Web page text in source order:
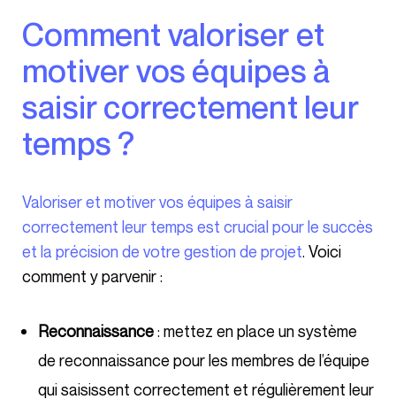
Comment valoriser et
motiver vos équipes à
saisir correctement leur
temps ?
Valoriser et motiver vos équipes à saisir
correctement leur temps est crucial pour le succès
et la précision de votre gestion de projet. Voici
comment y parvenir :
Reconnaissance: mettez en place un système
de reconnaissance pour les membres de l’équipe
qui saisissent correctement et régulièrement leur